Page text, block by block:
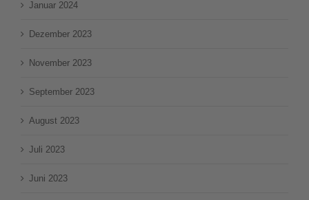
Januar 2024
Dezember 2023
November 2023
September 2023
August 2023
Juli 2023
Juni 2023